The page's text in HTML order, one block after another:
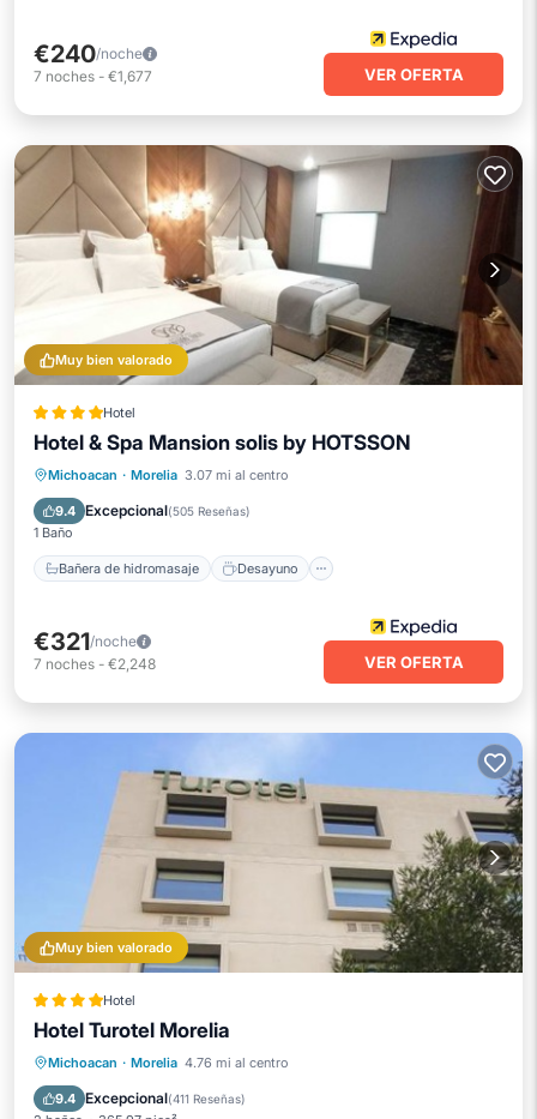
€240/noche
7 noches - €1,677 VER OFERTA
Muy bien valorado
Hotel
Hotel & Spa Mansion solis by HOTSSON
Michoacan · Morelia 3.07 mi al centro
9.4 Excepcional(505 Reseñas)
1 Baño
Bañera de hidromasaje Desayuno
Bañera de hidromasaje
Aparcamiento
€321/noche
7 noches - €2,248 VER OFERTA
Muy bien valorado
Hotel
Hotel Turotel Morelia
Michoacan · Morelia 4.76 mi al centro
9.4 Excepcional(411 Reseñas)
Frente al mar
Desayuno
Aparcamiento